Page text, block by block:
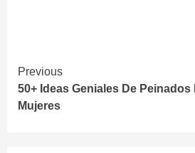
Continue
Reading
Previous
50+ Ideas Geniales De
Mujeres